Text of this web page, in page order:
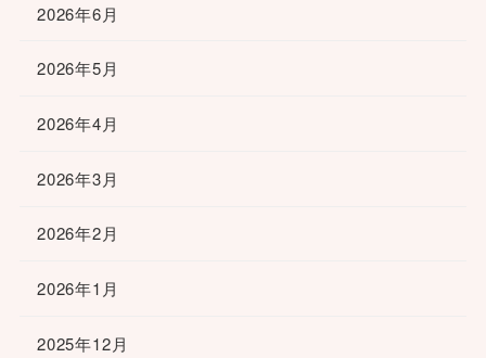
2026年6月
2026年5月
2026年4月
2026年3月
2026年2月
2026年1月
2025年12月